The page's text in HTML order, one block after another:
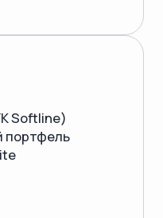
Softline)
портфель